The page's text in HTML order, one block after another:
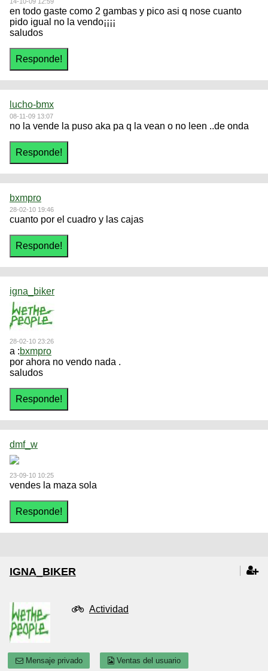
en todo gaste como 2 gambas y pico asi q nose cuanto
pido igual no la vendo¡¡¡¡
saludos
lucho-bmx
08-11-09 13:07
no la vende la puso aka pa q la vean o no leen ..de onda
bxmpro
28-02-10 19:46
cuanto por el cuadro y las cajas
igna_biker
28-02-10 23:26
a :bxmpro
por ahora no vendo nada .
saludos
dmf_w
23-09-10 10:25
vendes la maza sola
IGNA_BIKER
Actividad
Mensaje privado Ventas del usuario